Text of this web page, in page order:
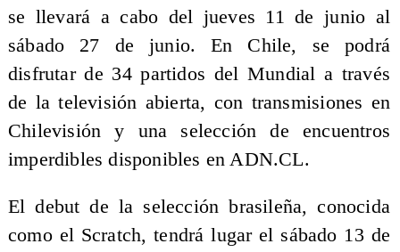
se llevará a cabo del jueves 11 de junio al
sábado 27 de junio. En Chile, se podrá
disfrutar de 34 partidos del Mundial a través
de la televisión abierta, con transmisiones en
Chilevisión y una selección de encuentros
imperdibles disponibles en ADN.CL.
El debut de la selección brasileña, conocida
como el Scratch, tendrá lugar el sábado 13 de